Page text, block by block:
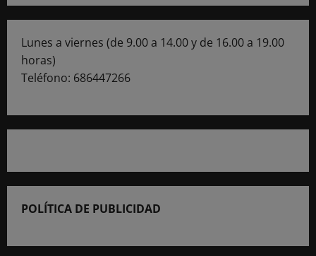
Lunes a viernes (de 9.00 a 14.00 y de 16.00 a 19.00
horas)
Teléfono: 686447266
POLÍTICA DE PUBLICIDAD